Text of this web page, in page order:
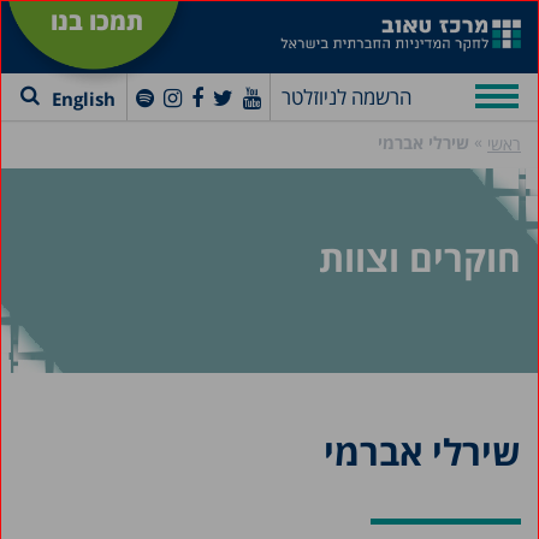
תמכו בנו
הרשמה לניוזלטר English
ראשי » שירלי אברמי
חוקרים וצוות
שירלי אברמי